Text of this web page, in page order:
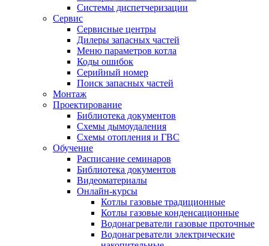
Системы диспетчеризации
Сервис
Сервисные центры
Дилеры запасных частей
Меню параметров котла
Коды ошибок
Серийный номер
Поиск запасных частей
Монтаж
Проектирование
Библиотека документов
Схемы дымоудаления
Схемы отопления и ГВС
Обучение
Расписание семинаров
Библиотека документов
Видеоматериалы
Онлайн-курсы
Котлы газовые традиционные
Котлы газовые конденсационные
Водонагреватели газовые проточные
Водонагреватели электрические